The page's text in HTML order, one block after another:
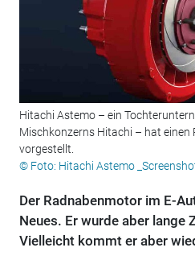
Hitachi Astemo – ein
Mischkonzerns Hitachi – hat
vorgestellt.
© Foto: Hitachi Astemo
Der Radnabenmotor im E-
Neues. Er wurde aber lange
Vielleicht kommt er aber